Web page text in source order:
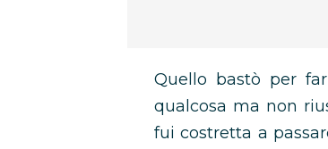
Quello bastò per
qualcosa ma non
fui costretta a